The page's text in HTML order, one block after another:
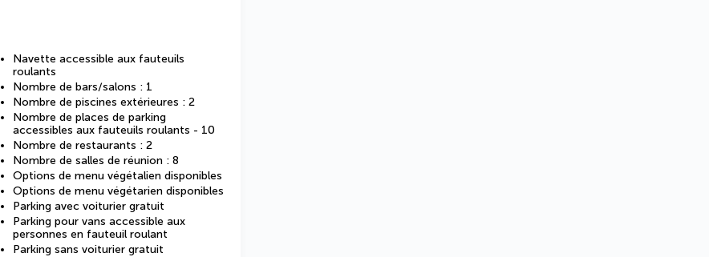
Navette accessible aux fauteuils
roulants
Nombre de bars/salons : 1
Nombre de piscines extérieures : 2
Nombre de places de parking
accessibles aux fauteuils roulants - 10
Nombre de restaurants : 2
Nombre de salles de réunion : 8
Options de menu végétalien disponibles
Options de menu végétarien disponibles
Parking avec voiturier gratuit
Parking pour vans accessible aux
personnes en fauteuil roulant
Parking sans voiturier gratuit